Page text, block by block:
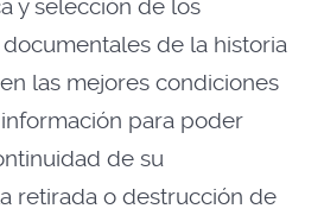
y selección de los
de la historia
las mejores condiciones
para poder
de su
retirada o destrucción de